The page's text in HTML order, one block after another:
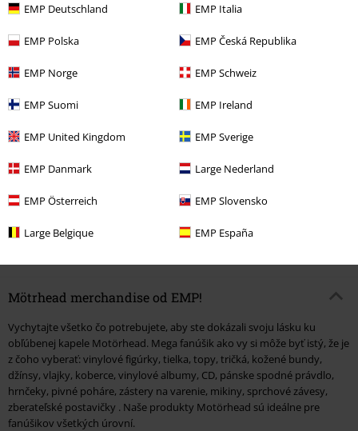
EMP Deutschland EMP Italia
EMP Polska EMP Česká Republika
EMP Norge EMP Schweiz
EMP Suomi EMP Ireland
EMP United Kingdom EMP Sverige
EMP Danmark Large Nederland
EMP Österreich EMP Slovensko
Large Belgique EMP España
Predobjednávka
€ 18,99
DIGIPAK, RE-RELEASE
€ 18,99
CD
DIGIPAK, RE-RELEASE
Mötrhead merchandise od EMP!
Vychytajte všetko čo potrebujete, aby ste dokázali svoju lásku ku
obľúbenej kapele Motörhead. Mega fanúšik ako vy si môže byť istý, že je
z čoho vyberať: vinylové figúrky, tielka, topy, tričká, kožené bundy,
džínsy, vlajky, koberce, vinylové albumy, CD, pánske spodné právdlo,
hrnčeky, pivné poháre, zástery na varenie, mikiny, sprchové závesy,
zberateľské postavičky . Naše produkty Motörhead sú ideálne pre
fanúšikov všetkých úrovní.